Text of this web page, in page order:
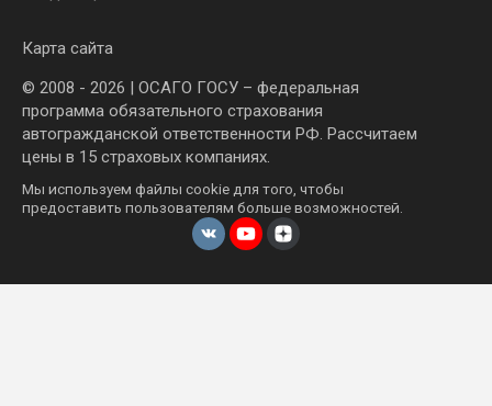
Карта сайта
© 2008 - 2026 | ОСАГО ГОСУ – федеральная
программа обязательного страхования
автогражданской ответственности РФ. Рассчитаем
цены в 15 страховых компаниях.
Мы используем файлы cookie для того, чтобы
предоставить пользователям больше возможностей.